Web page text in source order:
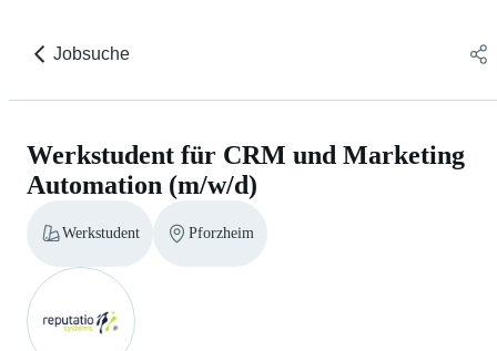
Jobsuche
Werkstudent für CRM und Marketing
Automation (m/w/d)
Werkstudent Pforzheim